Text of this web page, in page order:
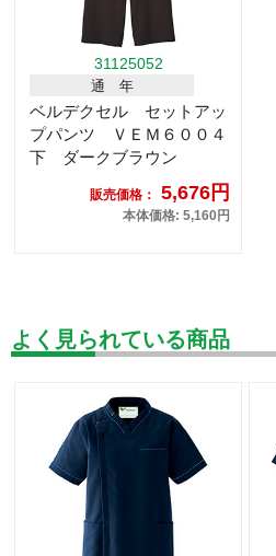
31125052
通 年
ベルデクセル セットアッ
プパンツ ＶＥＭ６００４
下 ダークブラウン
販売価格： 5,676円
本体価格: 5,160円
よく見られている商品